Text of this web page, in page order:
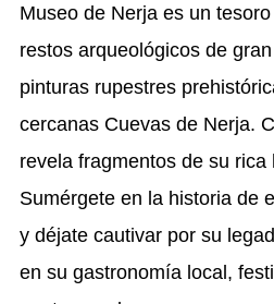
Museo de Nerja es un
restos arqueológicos de
pinturas rupestres
cercanas Cuevas de Nerja.
revela fragmentos de su rica
Sumérgete en la historia de
y déjate cautivar por su
en su gastronomía local,